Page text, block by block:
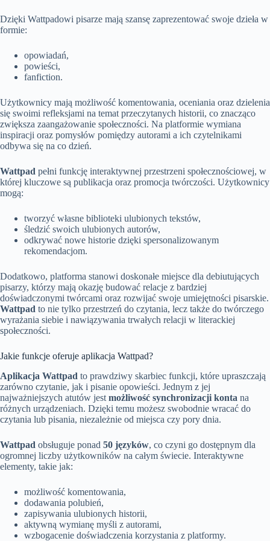
Dzięki Wattpadowi pisarze mają szansę zaprezentować swoje dzieła w
formie:
opowiadań,
powieści,
fanfiction.
Użytkownicy mają możliwość komentowania, oceniania oraz dzielenia
się swoimi refleksjami na temat przeczytanych historii, co znacząco
zwiększa zaangażowanie społeczności. Na platformie wymiana
inspiracji oraz pomysłów pomiędzy autorami a ich czytelnikami
odbywa się na co dzień.
Wattpad pełni funkcję interaktywnej przestrzeni społecznościowej, w
której kluczowe są publikacja oraz promocja twórczości. Użytkownicy
mogą:
tworzyć własne biblioteki ulubionych tekstów,
śledzić swoich ulubionych autorów,
odkrywać nowe historie dzięki spersonalizowanym
rekomendacjom.
Dodatkowo, platforma stanowi doskonałe miejsce dla debiutujących
pisarzy, którzy mają okazję budować relacje z bardziej
doświadczonymi twórcami oraz rozwijać swoje umiejętności pisarskie.
Wattpad to nie tylko przestrzeń do czytania, lecz także do twórczego
wyrażania siebie i nawiązywania trwałych relacji w literackiej
społeczności.
Jakie funkcje oferuje aplikacja Wattpad?
Aplikacja Wattpad to prawdziwy skarbiec funkcji, które upraszczają
zarówno czytanie, jak i pisanie opowieści. Jednym z jej
najważniejszych atutów jest możliwość synchronizacji konta na
różnych urządzeniach. Dzięki temu możesz swobodnie wracać do
czytania lub pisania, niezależnie od miejsca czy pory dnia.
Wattpad obsługuje ponad 50 języków, co czyni go dostępnym dla
ogromnej liczby użytkowników na całym świecie. Interaktywne
elementy, takie jak:
możliwość komentowania,
dodawania polubień,
zapisywania ulubionych historii,
aktywną wymianę myśli z autorami,
wzbogacenie doświadczenia korzystania z platformy.